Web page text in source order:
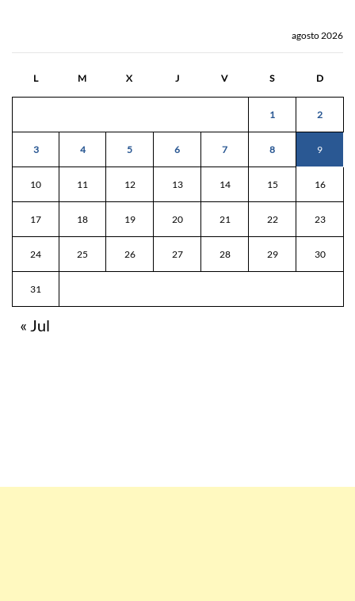
agosto 2026
L M X J V S D
1 2
3 4 5 6 7 8 9
10 11 12 13 14 15 16
17 18 19 20 21 22 23
24 25 26 27 28 29 30
31
« Jul